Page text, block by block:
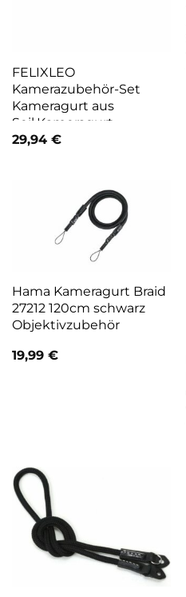
FELIXLEO
Kamerazubehör-Set
Kameragurt aus
Seil,Kameragurt
Schultergurt
29,94 €
Hama Kameragurt Braid
27212 120cm schwarz
Objektivzubehör
19,99 €